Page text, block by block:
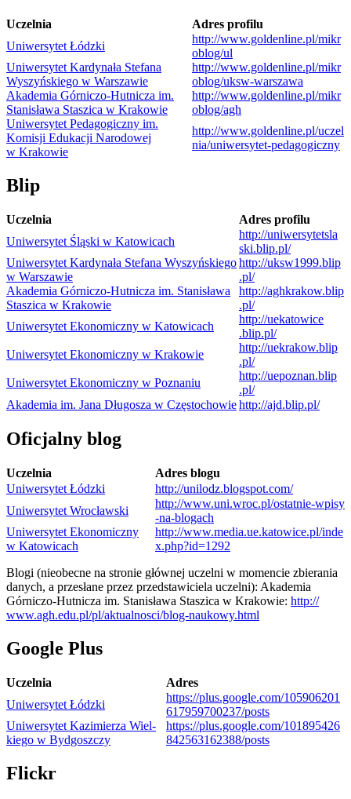
Uczel­nia
Adres pro­filu
Uni­wer­sy­tet Łódzki
http://​www​.gol​den​line​.pl/​m​i​k​r​
o​b​l​o​g​/ul
Uni­wer­sy­tet Kar­dy­nała Ste­fana
Wyszyń­skiego w Warszawie
http://​www​.gol​den​line​.pl/​m​i​k​r​
o​b​l​o​g​/​u​k​s​w​-​w​a​r​s​z​awa
Aka­de­mia Górniczo-​Hutnicza im.
Sta­ni­sława Sta­szica w Krakowie
http://​www​.gol​den​line​.pl/​m​i​k​r​
o​b​l​o​g​/​agh
Uni­wer­sy­tet Peda­go­giczny im.
Komi­sji Edu­ka­cji Naro­do­wej
w Krakowie
http://​www​.gol​den​line​.pl/​u​c​z​e​l​
n​i​a​/​u​n​i​w​e​r​s​y​t​e​t​-​p​e​d​a​g​o​g​i​c​zny
Blip
Uczel­nia
Adres pro­filu
Uni­wer­sy­tet Śląski w Katowicach
http://​uni​wer​sy​tet​sla​
ski​.blip​.pl/
Uni­wer­sy­tet Kar­dy­nała Ste­fana Wyszyń­skiego
w Warszawie
http://​uksw1999​.blip​
.pl/
Aka­de­mia Górniczo-​Hutnicza im. Sta­ni­sława
Sta­szica w Krakowie
http://​agh​kra​kow​.blip​
.pl/
Uni­wer­sy­tet Eko­no­miczny w Katowicach
http://​ueka​to​wice​
.blip​.pl/
Uni­wer­sy­tet Eko­no­miczny w Krakowie
http://​uekra​kow​.blip​
.pl/
Uni­wer­sy­tet Eko­no­miczny w Poznaniu
http://​uepo​znan​.blip​
.pl/
Aka­de­mia im. Jana Dłu­go­sza w Częstochowiehttp://​ajd​.blip​.pl/
Ofi­cjalny blog
Uczel­nia
Adres blogu
Uni­wer­sy­tet Łódzki
http://​uni​lodz​.blog​spot​.com/
Uni­wer­sy­tet Wrocławski
http://​www​.uni​.wroc​.pl/​o​s​t​a​t​n​i​e​-​w​p​i​s​y​
-​n​a​-​b​l​o​g​ach
Uni­wer­sy­tet Eko­no­miczny
w Katowicach
http://​www​.media​.ue​.kato​wice​.pl/​i​n​d​e​
x​.​p​h​p​?​i​d​=​1​292
Blogi (nie­obecne na stro­nie głów­nej uczelni w momen­cie zbie­ra­nia
danych, a prze­słane przez przed­sta­wi­ciela uczelni): Aka­de­mia
Górniczo-​Hutnicza im. Sta­ni­sława Sta­szica w Kra­ko­wie: http://​
www​.agh​.edu​.pl/​p​l​/​a​k​t​u​a​l​n​o​s​c​i​/​b​l​o​g​-​n​a​u​k​o​w​y​.​h​tml
Google Plus
Uczel­nia
Adres
Uni­wer­sy­tet Łódzki
https://​plus​.google​.com/​1​0​5​9​0​6​2​0​1​
6​1​7​9​5​9​7​0​0​2​3​7​/​p​o​sts
Uni­wer­sy­tet Kazi­mie­rza Wiel­
kiego w Bydgoszczy
https://​plus​.google​.com/​1​0​1​8​9​5​4​2​6​
8​4​2​5​6​3​1​6​2​3​8​8​/​p​o​sts
Flickr